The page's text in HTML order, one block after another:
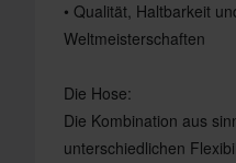
• Qualität, Haltbarkeit
Weltmeisterschaften
Die Hose:
Die Kombination aus
unterschiedlichen